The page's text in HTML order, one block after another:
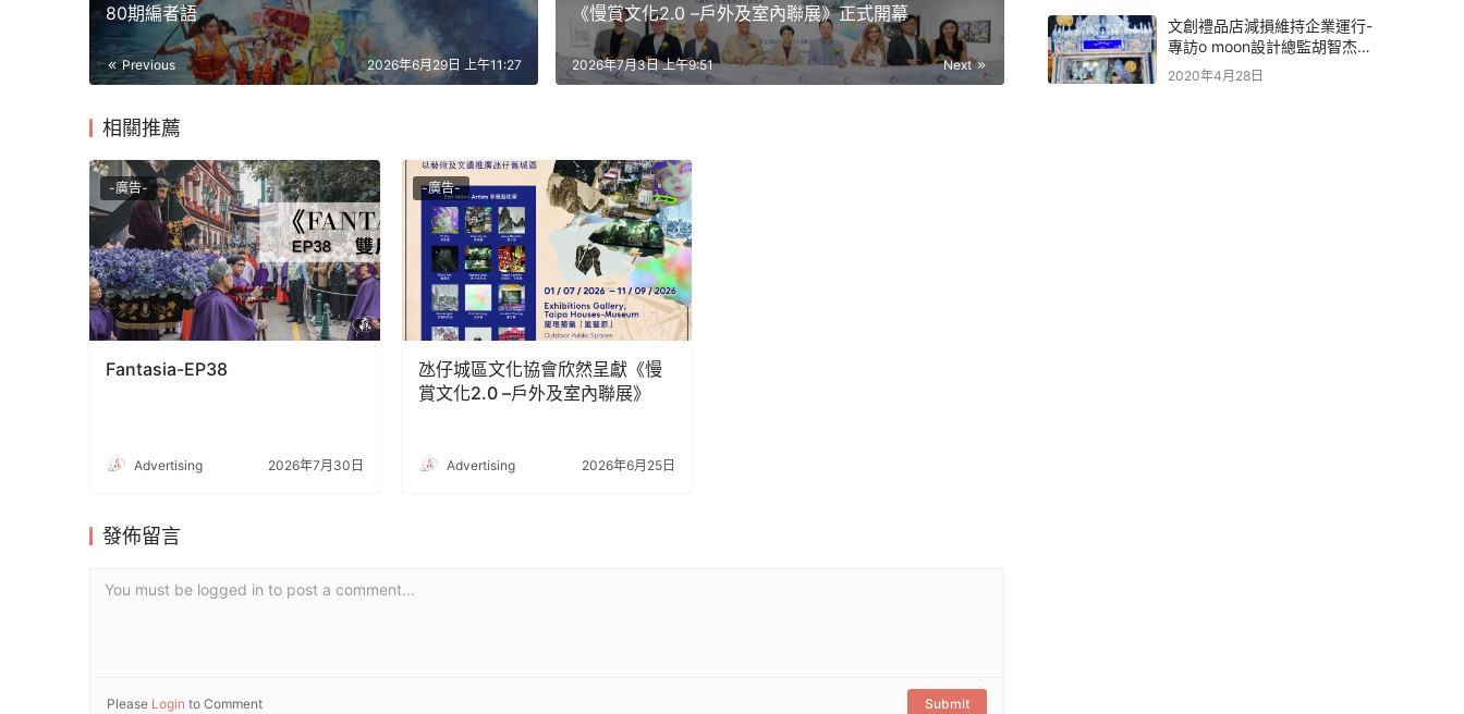
80期編者語
Previous 2026年6月29日 上午11:27
《慢賞文化2.0 –戶外及室內聯展》正式開幕
Next
2026年7月3日 上午9:51
相關推薦
-廣告-
Fantasia-EP38
Advertising 2026年7月30日
-廣告-
氹仔城區文化協會欣然呈獻《慢
賞文化2.0 –戶外及室內聯展》
Advertising 2026年6月25日
發佈留言
You must be logged in to post a comment...
Please Login to Comment Submit
文創禮品店減損維持企業運行-
專訪o moon設計總監胡智杰先
生
2020年4月28日